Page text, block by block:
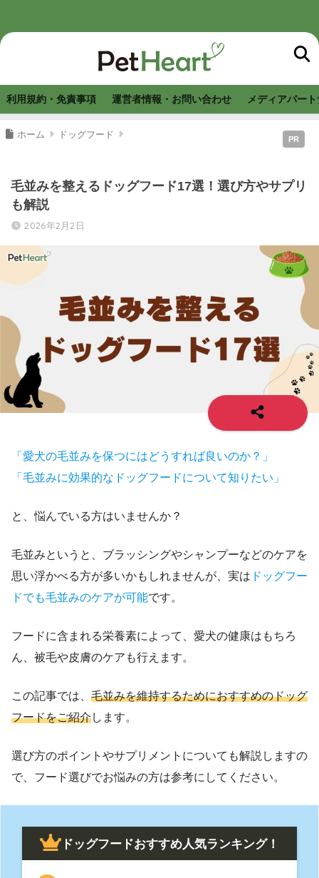
利用規約・免責事項 運営者情報・お問い合わせ メディアパー
PR
ホーム ドッグフード
毛並みを整えるドッグフード17選！選び方やサプリ
も解説
2026年2月2日
「愛犬の毛並みを保つにはどうすれば良いのか？」
「毛並みに効果的なドッグフードについて知りたい」
と、悩んでいる方はいませんか？
毛並みというと、ブラッシングやシャンプーなどのケアを
思い浮かべる方が多いかもしれませんが、実は ドッグフー
ドでも毛並みのケアが可能です。
フードに含まれる栄養素によって、愛犬の健康はもちろ
ん、被毛や皮膚のケアも行えます。
この記事では、 毛並みを維持するためにおすすめのドッグ
フードをご紹介します。
選び方のポイントやサプリメントについても解説しますの
で、フード選びでお悩みの方は参考にしてください。
ドッグフードおすすめ人気ランキング！